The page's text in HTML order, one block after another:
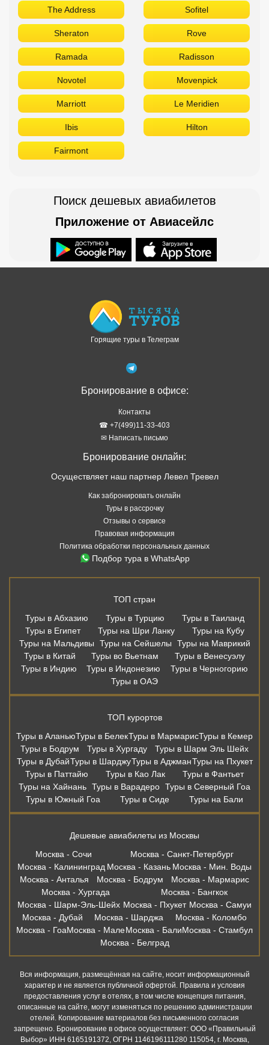
The Address Sofitel
Sheraton Rove
Ramada Radisson
Novotel Movenpick
Marriott Le Meridien
Ibis Hilton
Fairmont
Поиск дешевых авиабилетов
Приложение от Авиасейлс
Горящие туры в Телеграм
Бронирование в офисе:
Контакты
☎ +7(499)11-33-403
✉ Написать письмо
Бронирование онлайн:
Осуществляет наш партнер Левел Тревел
Как забронировать онлайн
Туры в рассрочку
Отзывы о сервисе
Правовая информация
Политика обработки персональных данных
Подбор тура в WhatsApp
ТОП стран
Туры в Абхазию
Туры в Турцию
Туры в Таиланд
Туры в Египет
Туры на Шри Ланку
Туры на Кубу
Туры на Мальдивы
Туры на Сейшелы
Туры на Маврикий
Туры в Китай
Туры во Вьетнам
Туры в Венесуэлу
Туры в Индию
Туры в Индонезию
Туры в Черногорию
Туры в ОАЭ
ТОП курортов
Туры в АланьюТуры в БелекТуры в МармарисТуры в Кемер
Туры в Бодрум
Туры в Хургаду
Туры в Шарм Эль Шейх
Туры в ДубайТуры в ШарджуТуры в АджманТуры на Пхукет
Туры в Паттайю
Туры в Као Лак
Туры в Фантьет
Туры на Хайнань Туры в Варадеро Туры в Северный Гоа
Туры в Южный Гоа
Туры в Сиде Туры на Бали
Дешевые авиабилеты из Москвы
Москва - Сочи
Москва - Санкт-Петербург
Москва - Калининград Москва - Казань Москва - Мин. Воды
Москва - Анталья
Москва - Бодрум
Москва - Мармарис
Москва - Хургада
Москва - Бангкок
Москва - Шарм-Эль-Шейх Москва - Пхукет Москва - Самуи
Москва - Дубай
Москва - Шарджа
Москва - Коломбо
Москва - ГоаМосква - МалеМосква - БалиМосква - Стамбул
Москва - Белград
Вся информация, размещённая на сайте, носит информационный
характер и не является публичной офертой. Правила и условия
предоставления услуг в отелях, в том числе концепция питания,
описанные на сайте, могут изменяться по решению администрации
отелей. Копирование материалов без письменного согласия
запрещено. Бронирование в офисе осуществляет: ООО «Правильный
Выбор» ИНН 6165191372, ОГРН 1146196111280 115054, г. Москва,